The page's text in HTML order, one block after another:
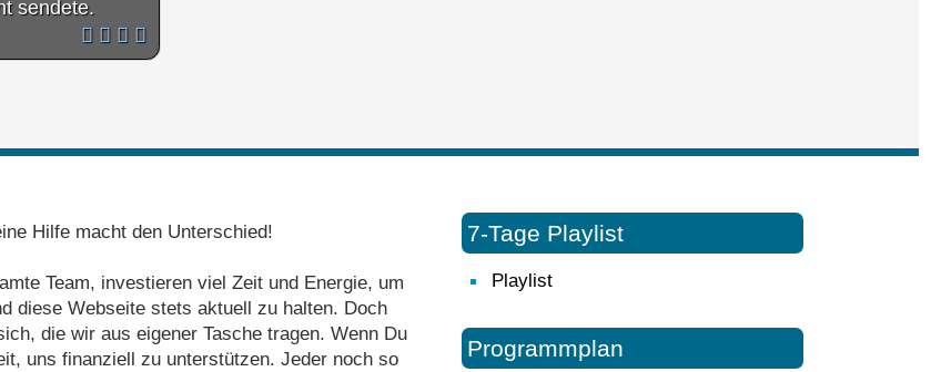
sendete.
Hilfe macht den Unterschied!
Team, investieren viel Zeit und Energie, um
diese Webseite stets aktuell zu halten. Doch
die wir aus eigener Tasche tragen. Wenn Du
uns finanziell zu unterstützen. Jeder noch so
7-Tage Playlist
Playlist
Programmplan